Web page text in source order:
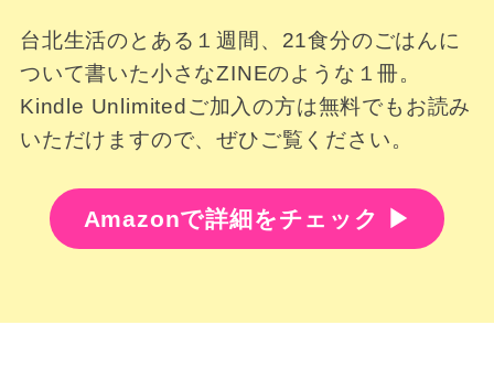
台北生活のとある１週間、21食分のごはんに
ついて書いた小さなZINEのような１冊。
Kindle Unlimitedご加入の方は無料でもお読み
いただけますので、ぜひご覧ください。
Amazonで詳細をチェック ▶︎